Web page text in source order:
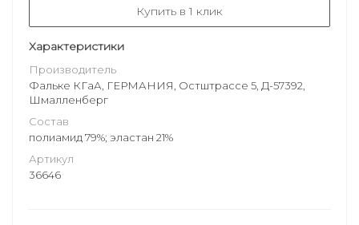
Купить в 1 клик
Характеристики
Производитель
Фальке КГаА, ГЕРМАНИЯ, Остштрассе 5, Д-57392,
Шмалленберг
Состав
полиамид 79%; эластан 21%
Артикул
36646